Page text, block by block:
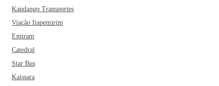
Kandango Transportes
Viação Itapemirim
Emtram
Catedral
Star Bus
Kaissara